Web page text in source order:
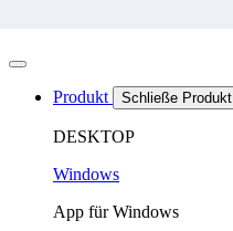
Inhalt
Produkt
Schließe Produkt
DESKTOP
Windows
App für Windows